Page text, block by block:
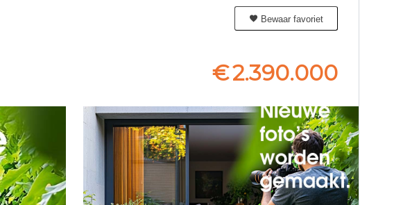
Bewaar favoriet
€2.390.000